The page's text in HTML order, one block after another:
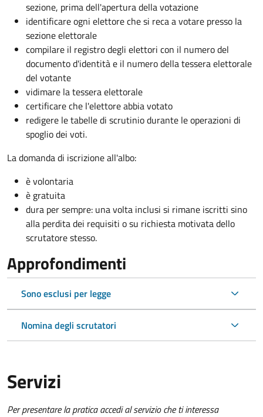
sezione, prima dell'apertura della votazione
identificare ogni elettore che si reca a votare presso la
sezione elettorale
compilare il registro degli elettori con il numero del
documento d'identità e il numero della tessera elettorale
del votante
vidimare la tessera elettorale
certificare che l'elettore abbia votato
redigere le tabelle di scrutinio durante le operazioni di
spoglio dei voti.
La domanda di iscrizione all'albo:
è volontaria
è gratuita
dura per sempre: una volta inclusi si rimane iscritti sino
alla perdita dei requisiti o su richiesta motivata dello
scrutatore stesso.
Approfondimenti
Sono esclusi per legge
Nomina degli scrutatori
Servizi
Per presentare la pratica accedi al servizio che ti interessa